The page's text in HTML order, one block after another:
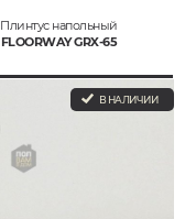
Плинтус напольный
FLOORWAY GRX-65
В НАЛИЧИИ